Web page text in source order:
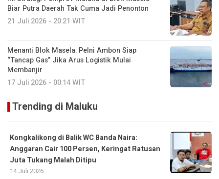
Biar Putra Daerah Tak Cuma Jadi Penonton
21 Juli 2026 - 20:21 WIT
Menanti Blok Masela: Pelni Ambon Siap
“Tancap Gas” Jika Arus Logistik Mulai
Membanjir
17 Juli 2026 - 00:14 WIT
Trending di Maluku
Kongkalikong di Balik WC Banda Naira:
Anggaran Cair 100 Persen, Keringat Ratusan
Juta Tukang Malah Ditipu
14 Juli 2026